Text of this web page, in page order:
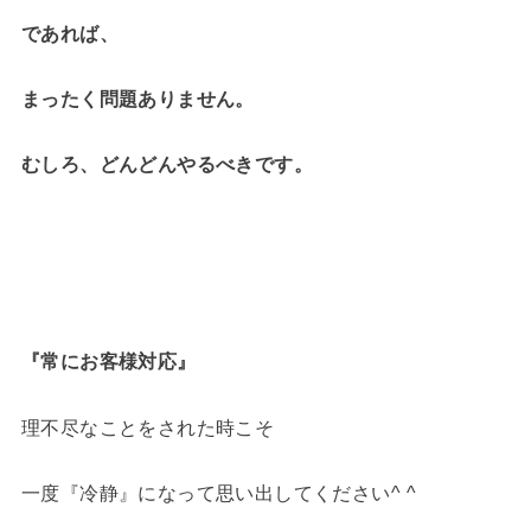
であれば、
まったく問題ありません。
むしろ、どんどんやるべきです。
『常にお客様対応』
理不尽なことをされた時こそ
一度『冷静』になって思い出してください^ ^